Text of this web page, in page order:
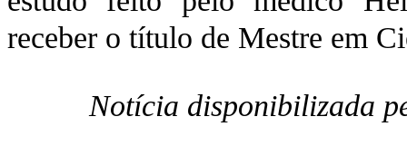
receber o título de Mestre em
Notícia disponibilizada